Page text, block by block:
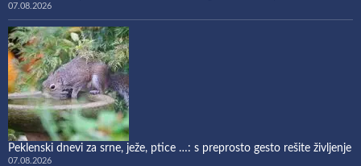
07.08.2026
Peklenski dnevi za srne, ježe, ptice …: s preprosto gesto rešite življenje
07.08.2026